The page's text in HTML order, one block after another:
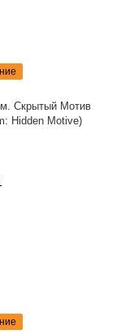
Скрытый Мотив
Hidden Motive)